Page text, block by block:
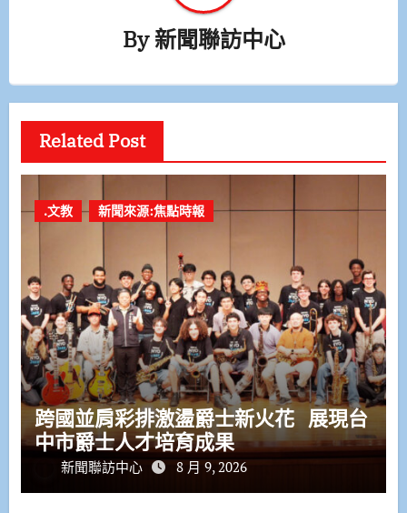
By新聞聯訪中心
Related Post
.文教 新聞來源:焦點時報
跨國並肩彩排激盪爵士新火花 展現台
中市爵士人才培育成果
新聞聯訪中心 8 月 9, 2026